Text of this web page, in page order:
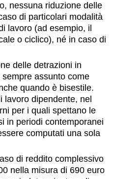
nessuna riduzione delle
di particolari modalità
lavoro (ad esempio, il
o ciclico), né in caso di
delle detrazioni in
assunto come
quando è bisestile.
lavoro dipendente, nel
per i quali spettano le
in periodi contemporanei
computati una sola
di reddito complessivo
nella misura di 690 euro